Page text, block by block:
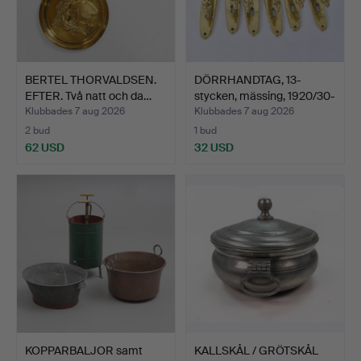
BERTEL THORVALDSEN.
EFTER. Två natt och da…
Klubbades 7 aug 2026
2 bud
62 USD
DÖRRHANDTAG, 13-
stycken, mässing, 1920/30-
…
Klubbades 7 aug 2026
1 bud
32 USD
KOPPARBALJOR samt
KALLSKÅL / GRÖTSKÅL